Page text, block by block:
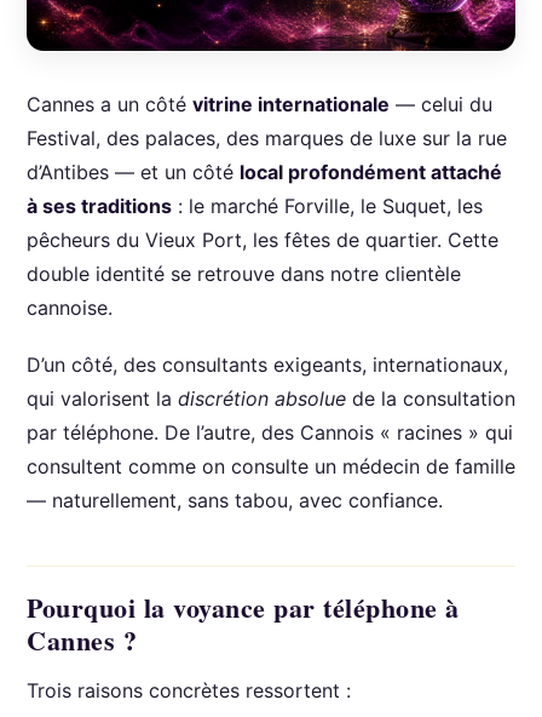
Cannes a un côté vitrine internationale — celui du
Festival, des palaces, des marques de luxe sur la rue
d’Antibes — et un côté local profondément attaché
à ses traditions : le marché Forville, le Suquet, les
pêcheurs du Vieux Port, les fêtes de quartier. Cette
double identité se retrouve dans notre clientèle
cannoise.
D’un côté, des consultants exigeants, internationaux,
qui valorisent la discrétion absolue de la consultation
par téléphone. De l’autre, des Cannois « racines » qui
consultent comme on consulte un médecin de famille
— naturellement, sans tabou, avec confiance.
Pourquoi la voyance par téléphone à
Cannes ?
Trois raisons concrètes ressortent :